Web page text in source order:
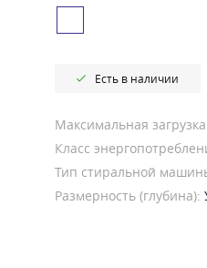
Есть в наличии
Максимальная
Класс
Тип стиральной
Размерность (глубина):